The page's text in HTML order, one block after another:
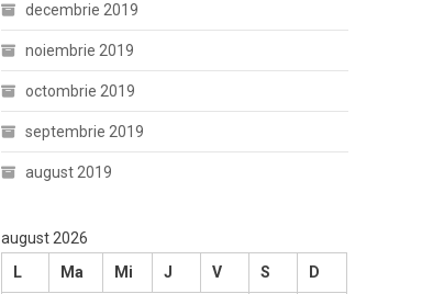
decembrie 2019
noiembrie 2019
octombrie 2019
septembrie 2019
august 2019
august 2026
L
Ma Mi J V S D